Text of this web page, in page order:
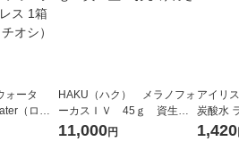
ォータ
（ロハ
ラベルレ
HAKU（ハク） メラノフォ
ーカスＩＶ 45ｇ 資生
堂 おまけ付き
11,000円
アイリ
炭酸水
箱（24
1,420